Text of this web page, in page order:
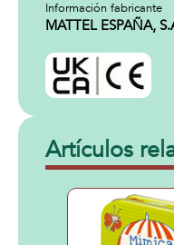
Información fabricante
MATTEL ESPAÑA,
Artículos